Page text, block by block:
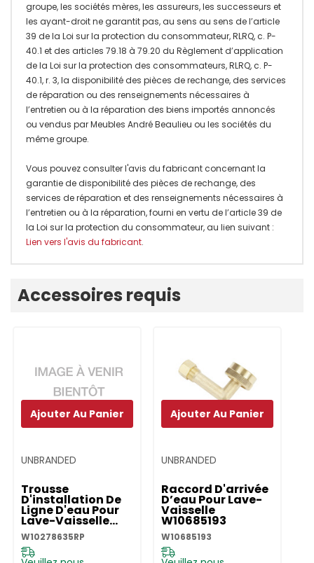
groupe, les sociétés mères, les assureurs, les successeurs et
les ayant-droit ne garantit pas, au sens au sens de l’article
39 de la Loi sur la protection du consommateur, RLRQ, c. P-
40.1 et des articles 79.18 à 79.20 du Règlement d’application
de la Loi sur la protection des consommateurs, RLRQ, c. P-
40.1, r. 3, la disponibilité des pièces de rechange, des services
de réparation ou des renseignements nécessaires à
l’entretien ou à la réparation des biens importés annoncés
ou vendus par Meubles André Beaulieu ou les sociétés du
même groupe.
Vous pouvez consulter l'avis du fabricant concernant la
garantie de disponibilité des pièces de rechange, des
services de réparation et des renseignements nécessaires à
l’entretien ou à la réparation, fourni en vertu de l’article 39 de
la Loi sur la protection du consommateur, au lien suivant :
Lien vers l'avis du fabricant.
Accessoires requis
UNBRANDED
Trousse
D'installation De
Ligne D'eau Pour
Lave-Vaisselle
W10278635RP
W10278635RP
Ajouter Au Panier
UNBRANDED
Raccord D'arrivée
D’eau Pour Lave-
Vaisselle
W10685193
W10685193
Ajouter Au Panier